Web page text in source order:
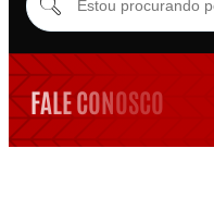
FALE CONOSCO